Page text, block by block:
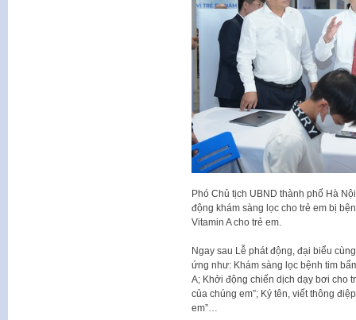
Phó Chủ tịch UBND thành phố Hà
động khám sàng lọc cho trẻ em bị
Vitamin A cho trẻ em.
Ngay sau Lễ phát động, đại biểu
ứng như: Khám sàng lọc bệnh tim
A; Khởi động chiến dịch dạy bơi cho
của chúng em”; Ký tên, viết thông
em”…